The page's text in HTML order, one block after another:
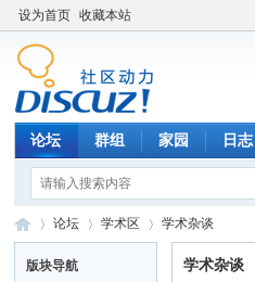
设为首页 收藏本站
论坛 群组 家园 日志
论坛 学术区 学术杂谈
版块导航 学术杂谈